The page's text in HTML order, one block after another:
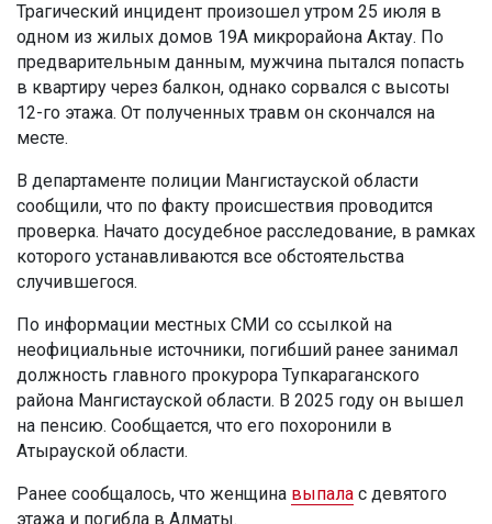
Трагический инцидент произошел утром 25 июля в
одном из жилых домов 19А микрорайона Актау. По
предварительным данным, мужчина пытался попасть
в квартиру через балкон, однако сорвался с высоты
12-го этажа. От полученных травм он скончался на
месте.
В департаменте полиции Мангистауской области
сообщили, что по факту происшествия проводится
проверка. Начато досудебное расследование, в рамках
которого устанавливаются все обстоятельства
случившегося.
По информации местных СМИ со ссылкой на
неофициальные источники, погибший ранее занимал
должность главного прокурора Тупкараганского
района Мангистауской области. В 2025 году он вышел
на пенсию. Сообщается, что его похоронили в
Атырауской области.
Ранее сообщалось, что женщина выпала с девятого
этажа и погибла в Алматы.